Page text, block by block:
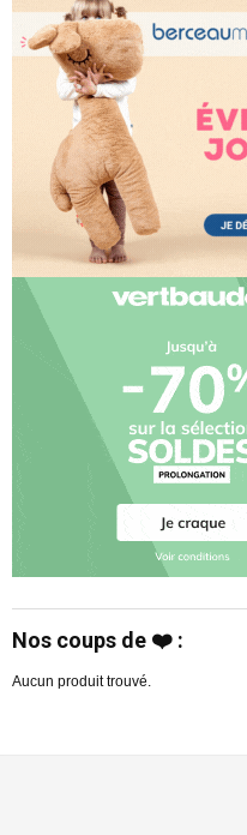
Nos coups de ❤️ :
Aucun produit trouvé.